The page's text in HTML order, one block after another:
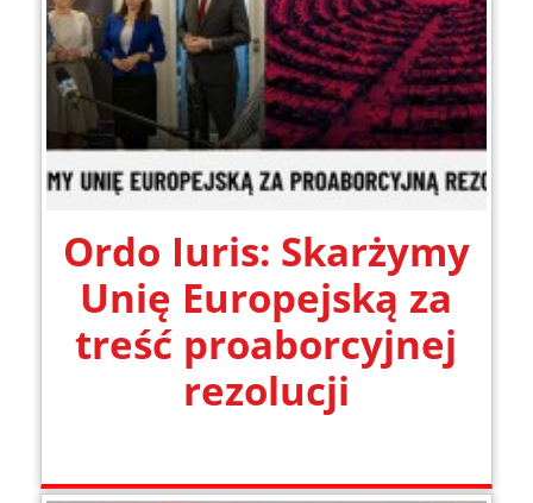
Ordo Iuris: Skarżymy
Unię Europejską za
treść proaborcyjnej
rezolucji